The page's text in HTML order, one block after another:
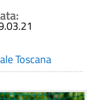
Toscana